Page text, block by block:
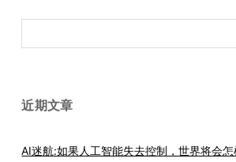
索：
近期文章
AI迷航:如果人工智能失去控制，世界将会怎